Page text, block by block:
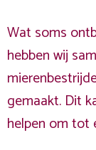
Wat soms
hebben wij
gemaakt. Dit
helpen om tot